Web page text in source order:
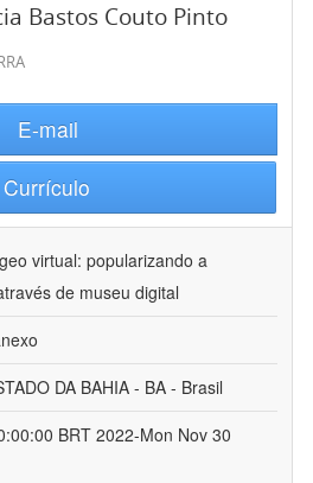
Bastos Couto Pinto
E-mail
Currículo
virtual: popularizando a
de museu digital
DA BAHIA - BA - Brasil
BRT 2022-Mon Nov 30